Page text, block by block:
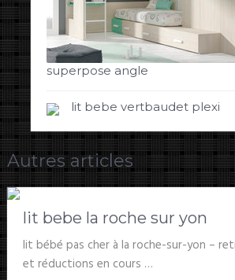
superpose angle
lit bebe vertbaudet plexi
Autres articles
lit bebe la roche sur yon
lit bébé pas cher à la roche-sur-yon –
et réductions en cours …